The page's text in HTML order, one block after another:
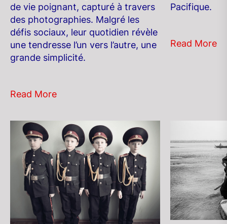
de vie poignant, capturé à travers
des photographies. Malgré les
défis sociaux, leur quotidien révèle
une tendresse l’un vers l’autre, une
grande simplicité.
Read More
Pacifique.
Read More